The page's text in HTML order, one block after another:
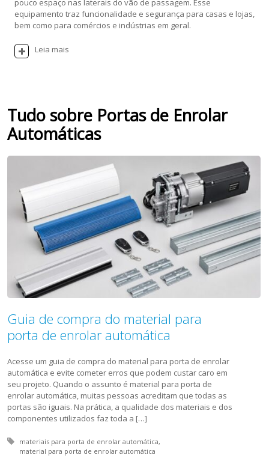
equipamento traz funcionalidade e segurança para casas e lojas,
bem como para comércios e indústrias em geral.
Leia mais
Tudo sobre Portas de Enrolar
Automáticas
Guia de compra do material para
porta de enrolar automática
Acesse um guia de compra do material para porta de enrolar
automática e evite cometer erros que podem custar caro em
seu projeto. Quando o assunto é material para porta de
enrolar automática, muitas pessoas acreditam que todas as
portas são iguais. Na prática, a qualidade dos materiais e dos
componentes utilizados faz toda a […]
Tagged with:
materiais para porta de enrolar automática
material para porta de enrolar automática